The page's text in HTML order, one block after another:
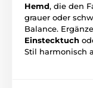
Hemd, die den
grauer oder
Balance.
Einstecktuch
Stil harmonisch